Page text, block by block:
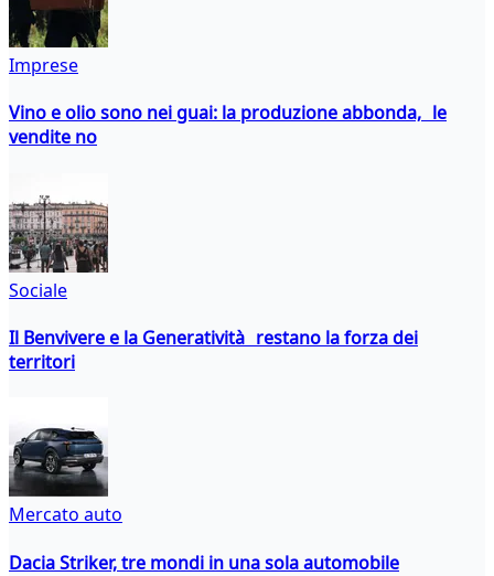
Imprese
Vino e olio sono nei guai: la produzione abbonda, le
vendite no
Sociale
Il Benvivere e la Generatività restano la forza dei
territori
Mercato auto
Dacia Striker, tre mondi in una sola automobile